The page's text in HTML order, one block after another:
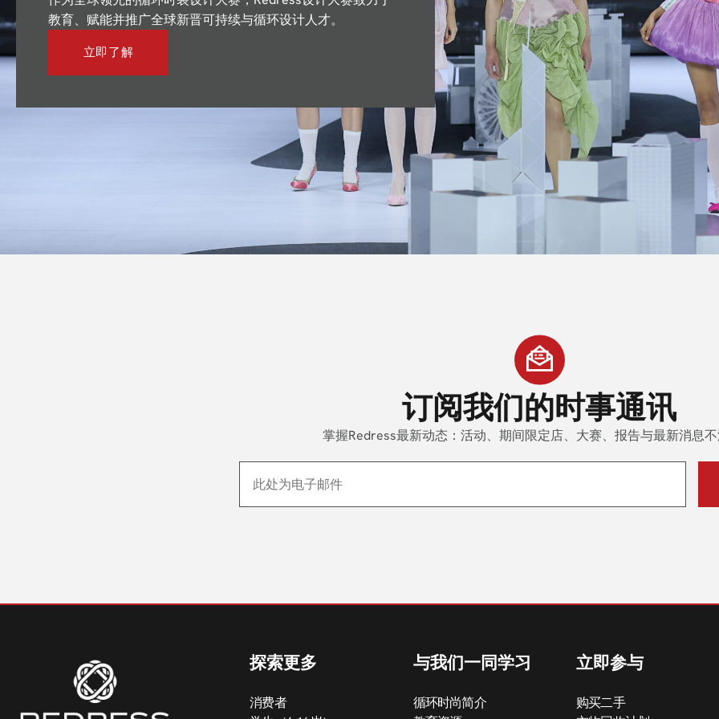
教育、赋能并推广全球新晋可持续与循环设计人才。
立即了解
订阅我们的时事通讯
掌握Redress最新动态：活动、期间限定店、大赛、报告与最新消息
探索更多
消费者
与我们一同学习
循环时尚简介
立即参与
购买二手